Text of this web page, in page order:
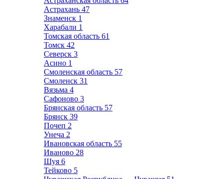
Астрахань 47
Знаменск 1
Харабали 1
Томская область 61
Томск 42
Северск 3
Асино 1
Смоленская область 57
Смоленск 31
Вязьма 4
Сафоново 3
Брянская область 57
Брянск 39
Почеп 2
Унеча 2
Ивановская область 55
Иваново 28
Шуя 6
Тейково 5